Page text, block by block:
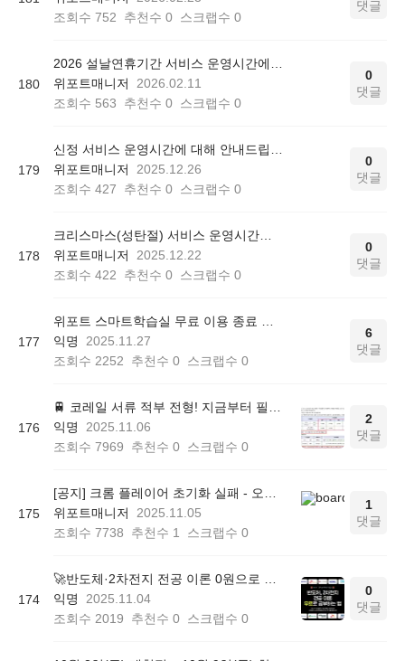
조회수 752 추천수 0 스크랩수 0
댓글
180
위포트매니저
2026.02.11
조회수 563 추천수 0 스크랩수 0
0
댓글
179
위포트매니저
2025.12.26
조회수 427 추천수 0 스크랩수 0
0
댓글
178
위포트매니저
2025.12.22
조회수 422 추천수 0 스크랩수 0
0
댓글
177
익명
2025.11.27
조회수 2252 추천수 0 스크랩수 0
6
댓글
176
익명
2025.11.06
조회수 7969 추천수 0 스크랩수 0
2
댓글
175
위포트매니저
2025.11.05
조회수 7738 추천수 1 스크랩수 0
1
댓글
174
익명
2025.11.04
조회수 2019 추천수 0 스크랩수 0
0
댓글